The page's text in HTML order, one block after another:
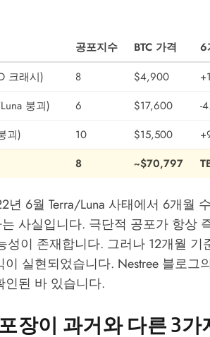
공포지수 BTC 가격 6
크래시)
8 $4,900
붕괴)
6 $17,600 -
괴)
10 $15,500
8 ~$70,797
년 6월 Terra/Luna 사태에서 6개월
사실입니다. 극단적 공포가 항상
성이 존재합니다. 그러나 12개월 기
이 실현되었습니다. Nestree 블로그
인된 바 있습니다.
장이 과거와 다른 3가